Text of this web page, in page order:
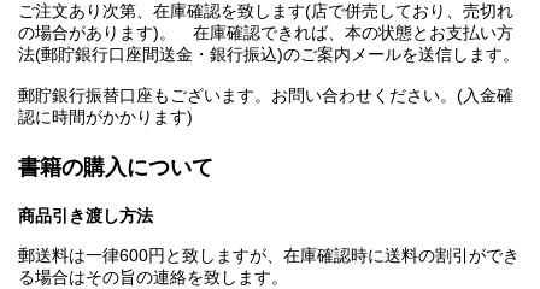
ご注文あり次第、在庫確認を致します(店で併売しており、売切れ
の場合があります)。 在庫確認できれば、本の状態とお支払い方
法(郵貯銀行口座間送金・銀行振込)のご案内メールを送信します。
郵貯銀行振替口座もございます。お問い合わせください。(入金確
認に時間がかかります)
書籍の購入について
商品引き渡し方法
郵送料は一律600円と致しますが、在庫確認時に送料の割引ができ
る場合はその旨の連絡を致します。